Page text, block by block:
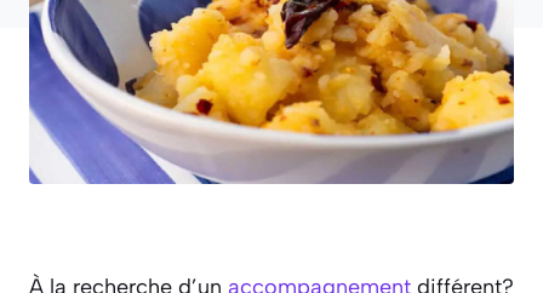
À la recherche d’un accompagnement différent?